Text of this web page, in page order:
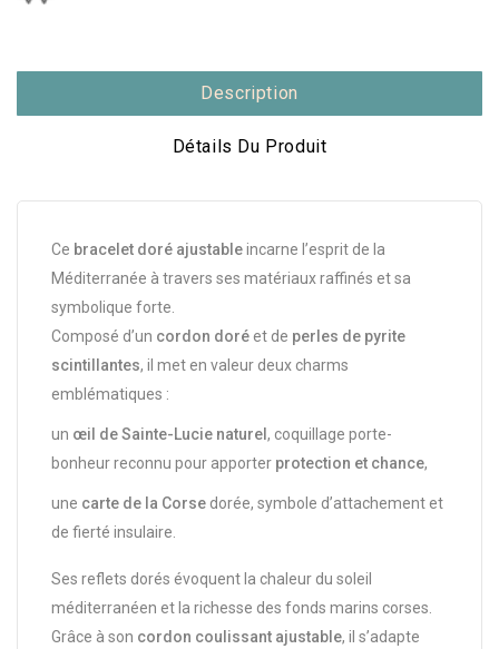
Description
Détails Du Produit
Ce bracelet doré ajustableincarne l’esprit de la
Méditerranée à travers ses matériaux raffinés et sa
symbolique forte.
Composé d’un cordon doré et de perles de pyrite
scintillantes, il met en valeur deux charms
emblématiques :
un œil de Sainte-Lucie naturel, coquillage porte-
bonheur reconnu pour apporter protection et chance,
une carte de la Corse dorée, symbole d’attachement et
de fierté insulaire.
Ses reflets dorés évoquent la chaleur du soleil
méditerranéen et la richesse des fonds marins corses.
Grâce à son cordon coulissant ajustable, il s’adapte